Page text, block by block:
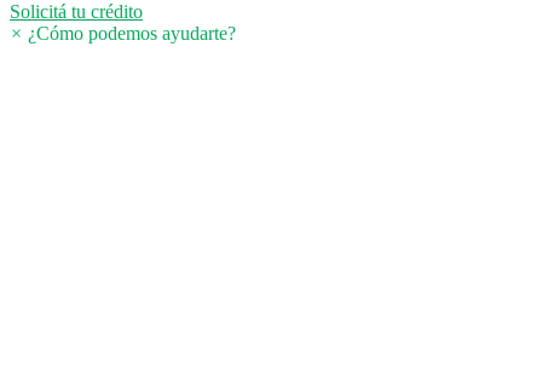
Solicitá tu crédito
× ¿Cómo podemos ayudarte?